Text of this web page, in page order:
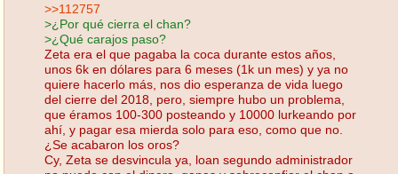
>>112757
>¿Por qué cierra el chan?
>¿Qué carajos paso?
Zeta era el que pagaba la coca durante estos años,
unos 6k en dólares para 6 meses (1k un mes) y ya no
quiere hacerlo más, nos dio esperanza de vida luego
del cierre del 2018, pero, siempre hubo un problema,
que éramos 100-300 posteando y 10000 lurkeando por
ahí, y pagar esa mierda solo para eso, como que no.
¿Se acabaron los oros?
Cy, Zeta se desvincula ya, loan segundo administrador